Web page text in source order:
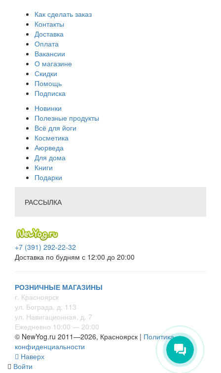
Как сделать заказ
Контакты
Доставка
Оплата
Вакансии
О магазине
Скидки
Помощь
Подписка
Новинки
Полезные продукты
Всё для йоги
Косметика
Аюрведа
Для дома
Книги
Подарки
РАССЫЛКА
+7 (391) 292-22-32
Доставка по будням с 12:00 до 20:00
РОЗНИЧНЫЕ МАГАЗИНЫ
г. Красноярск
ул. Бограда, д. 113
ул. Навигационная, д. 7
Ежедневно 10:00 — 20:00
© NewYog.ru 2011—2026, Красноярск | Политика
конфиденциальности
Наверх
Войти